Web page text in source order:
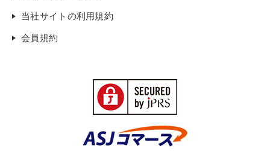
当社サイトの利用規約
会員規約